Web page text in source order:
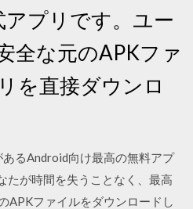
プリです。ユー
全な元のAPKファ
を直接ダウンロ
るAndroid向け最高の無料アプ
たが時間を失うことなく、最高
APKファイルをダウンロードし